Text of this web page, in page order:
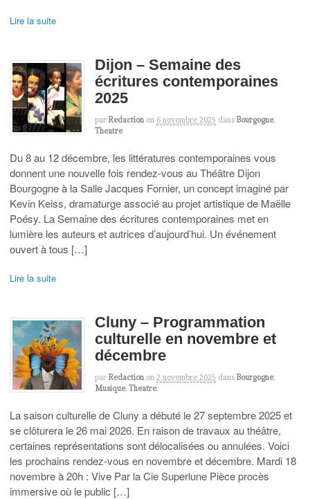
Lire la suite
Dijon – Semaine des
écritures contemporaines
2025
par Redaction on 6 novembre 2025 dans Bourgogne,
Theatre
Du 8 au 12 décembre, les littératures contemporaines vous
donnent une nouvelle fois rendez-vous au Théâtre Dijon
Bourgogne à la Salle Jacques Fornier, un concept imaginé par
Kevin Keiss, dramaturge associé au projet artistique de Maëlle
Poésy. La Semaine des écritures contemporaines met en
lumière les auteurs et autrices d’aujourd’hui. Un événement
ouvert à tous […]
Lire la suite
Cluny – Programmation
culturelle en novembre et
décembre
par Redaction on 2 novembre 2025 dans Bourgogne,
Musique, Theatre
La saison culturelle de Cluny a débuté le 27 septembre 2025 et
se clôturera le 26 mai 2026. En raison de travaux au théâtre,
certaines représentations sont délocalisées ou annulées. Voici
les prochains rendez-vous en novembre et décembre. Mardi 18
novembre à 20h : Vive Par la Cie Superlune Pièce procès
immersive où le public […]